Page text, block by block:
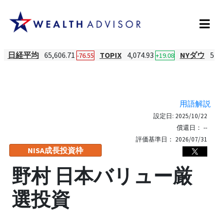
日経平均 65,606.71 -76.55 TOPIX 4,074.93 +19.08 NYダウ
用語解説
NISA成長投資枠
設定日: 2025/10/22
償還日： --
評価基準日： 2026/07/31
野村 日本バリュー厳
選投資